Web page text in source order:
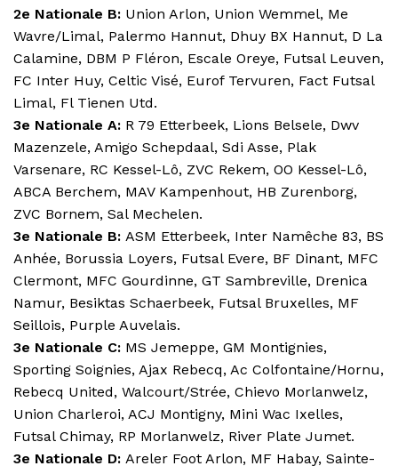
2e Nationale B: Union Arlon, Union Wemmel, Me
Wavre/Limal, Palermo Hannut, Dhuy BX Hannut, D La
Calamine, DBM P Fléron, Escale Oreye, Futsal Leuven,
FC Inter Huy, Celtic Visé, Eurof Tervuren, Fact Futsal
Limal, Fl Tienen Utd.
3e Nationale A: R 79 Etterbeek, Lions Belsele, Dwv
Mazenzele, Amigo Schepdaal, Sdi Asse, Plak
Varsenare, RC Kessel-Lô, ZVC Rekem, OO Kessel-Lô,
ABCA Berchem, MAV Kampenhout, HB Zurenborg,
ZVC Bornem, Sal Mechelen.
3e Nationale B: ASM Etterbeek, Inter Namêche 83, BS
Anhée, Borussia Loyers, Futsal Evere, BF Dinant, MFC
Clermont, MFC Gourdinne, GT Sambreville, Drenica
Namur, Besiktas Schaerbeek, Futsal Bruxelles, MF
Seillois, Purple Auvelais.
3e Nationale C: MS Jemeppe, GM Montignies,
Sporting Soignies, Ajax Rebecq, Ac Colfontaine/Hornu,
Rebecq United, Walcourt/Strée, Chievo Morlanwelz,
Union Charleroi, ACJ Montigny, Mini Wac Ixelles,
Futsal Chimay, RP Morlanwelz, River Plate Jumet.
3e Nationale D: Areler Foot Arlon, MF Habay, Sainte-